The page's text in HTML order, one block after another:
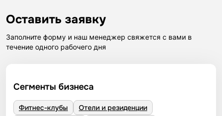
Оставить заявку
Заполните форму и наш менеджер свяжется с вами в
течение одного рабочего дня
Сегменты бизнеса
Фитнес-клубы
Отели и резиденции